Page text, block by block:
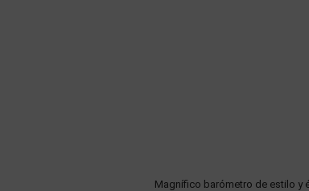
Magnífico barómetro de estilo y